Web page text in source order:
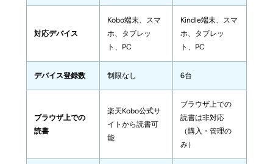
対応デバイス
Kobo端末、スマ
ホ、タブレッ
ト、PC
Kindle端末、スマ
ホ、タブレッ
ト、PC
デバイス登録数 制限なし 6台
ブラウザ上での
読書
楽天Kobo公式サ
イトから読書可
能
ブラウザ上での
読書は非対応
（購入・管理の
み）